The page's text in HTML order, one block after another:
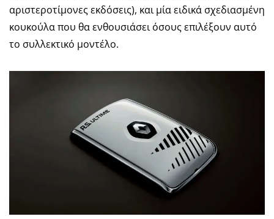
αριστεροτίμονες εκδόσεις), και μία ειδικά σχεδιασμένη
κουκούλα που θα ενθουσιάσει όσους επιλέξουν αυτό
το συλλεκτικό μοντέλο.